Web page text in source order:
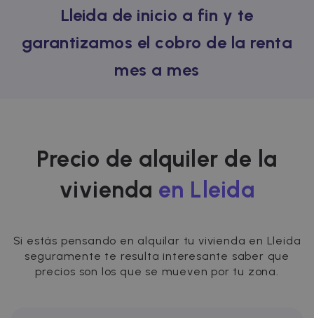
Lleida de inicio a fin y te
garantizamos el cobro de la renta
mes a mes
Precio de alquiler de la
vivienda en Lleida
Si estás pensando en alquilar tu vivienda en Lleida
seguramente te resulta interesante saber que
precios son los que se mueven por tu zona.